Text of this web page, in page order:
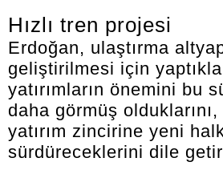
Hızlı tren projesi
Erdoğan, ulaştırma
geliştirilmesi için
yatırımların önemini bu
daha görmüş
yatırım zincirine yeni
sürdüreceklerini dile